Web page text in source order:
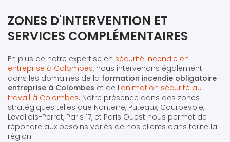
ZONES D'INTERVENTION ET
SERVICES COMPLÉMENTAIRES
En plus de notre expertise en sécurité incendie en
entreprise à Colombes, nous intervenons également
dans les domaines de la formation incendie obligatoire
entreprise à Colombes et de l'animation sécurité au
travail à Colombes. Notre présence dans des zones
stratégiques telles que Nanterre, Puteaux, Courbevoie,
Levallois-Perret, Paris 17, et Paris Ouest nous permet de
répondre aux besoins variés de nos clients dans toute la
région.